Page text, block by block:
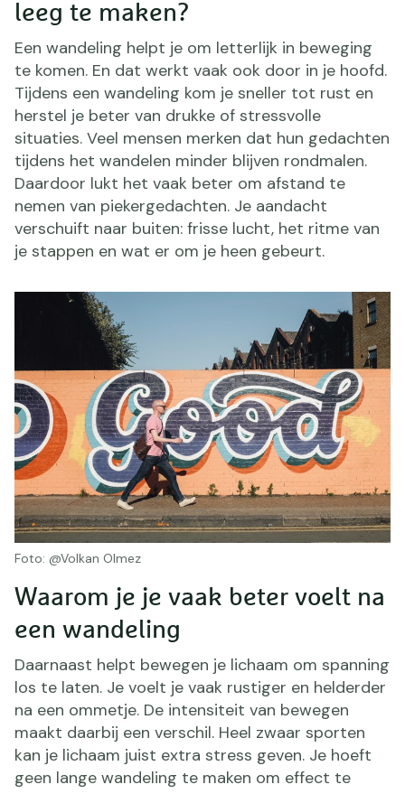
leeg te maken?
Een wandeling helpt je om letterlijk in beweging
te komen. En dat werkt vaak ook door in je hoofd.
Tijdens een wandeling kom je sneller tot rust en
herstel je beter van drukke of stressvolle
situaties. Veel mensen merken dat hun gedachten
tijdens het wandelen minder blijven rondmalen.
Daardoor lukt het vaak beter om afstand te
nemen van piekergedachten. Je aandacht
verschuift naar buiten: frisse lucht, het ritme van
je stappen en wat er om je heen gebeurt.
Waarom je je vaak beter voelt na
een wandeling
Daarnaast helpt bewegen je lichaam om spanning
los te laten. Je voelt je vaak rustiger en helderder
na een ommetje. De intensiteit van bewegen
maakt daarbij een verschil. Heel zwaar sporten
kan je lichaam juist extra stress geven. Je hoeft
geen lange wandeling te maken om effect te
Foto: @Volkan Olmez